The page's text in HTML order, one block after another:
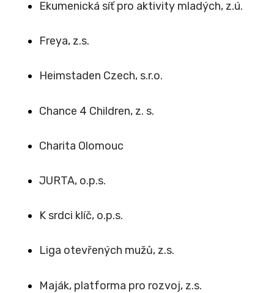
Ekumenická síť pro aktivity mladých, z.ú.
Freya, z.s.
Heimstaden Czech, s.r.o.
Chance 4 Children, z. s.
Charita Olomouc
JURTA, o.p.s.
K srdci klíč, o.p.s.
Liga otevřených mužů, z.s.
Maják, platforma pro rozvoj, z.s.